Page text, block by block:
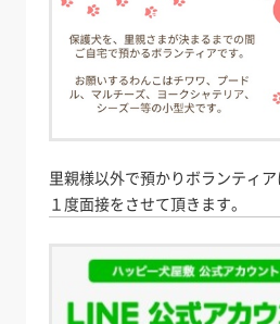
里親様以外で預かりボランティ
１度面接をさせて頂きます。